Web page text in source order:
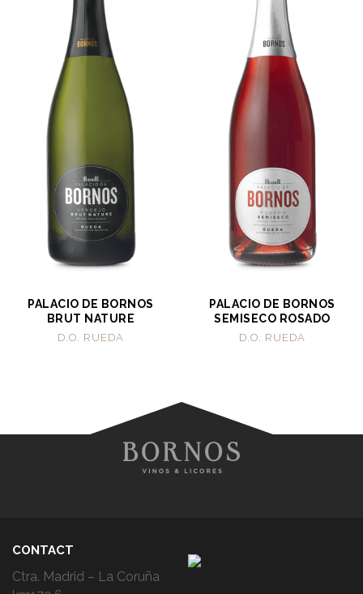
PALACIO DE BORNOS
BRUT NATURE
D.O. RUEDA
PALACIO DE BORNOS
SEMISECO ROSADO
D.O. RUEDA
CONTACT
Ctra. Madrid – La Coruña